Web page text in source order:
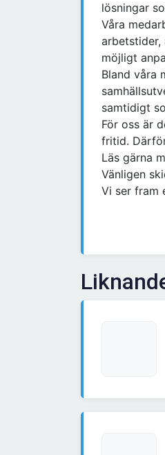
lösningar
Våra
arbetstider,
möjligt
Bland våra
samtidigt
För oss är
fritid.
Läs gärna
Vänligen
Vi ser fram